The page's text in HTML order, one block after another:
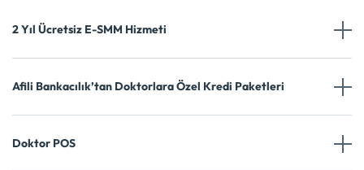
2 Yıl Ücretsiz E-SMM Hizmeti
Afili Bankacılık’tan Doktorlara Özel Kredi Paketleri
Doktor POS